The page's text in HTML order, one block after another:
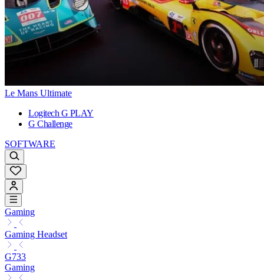
Le Mans Ultimate
Logitech G PLAY
G Challenge
SOFTWARE
Gaming
Gaming Headset
G733
Gaming